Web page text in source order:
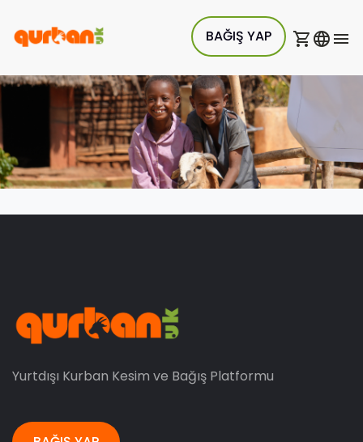
BAĞIŞ YAP
Yurtdışı Kurban Kesim ve Bağış Platformu